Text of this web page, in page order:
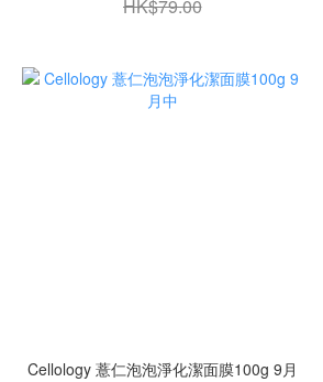
HK$79.00
Cellology 薏仁泡泡淨化潔面膜100g 9月